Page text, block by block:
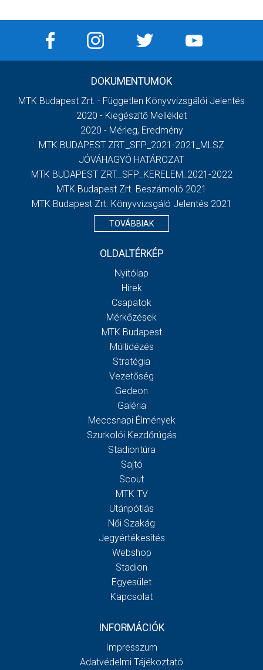
DOKUMENTUMOK
MTK Budapest Zrt. - Független Könyvvizsgálói Jelentés
2020 - Kiegészítő Melléklet
2020 - Mérleg, Eredmény
MTK BUDAPEST ZRT._SFP_2021-2021_MLSZ
JÓVÁHAGYÓ HATÁROZAT
MTK BUDAPEST ZRT._SFP_KERELEM_2021-2022
MTK Budapest Zrt. Beszámoló 2021
MTK Budapest Zrt. Könyvvizsgáló Jelentés 2021
TOVÁBBIAK
OLDALTÉRKÉP
Nyitólap
Hírek
Csapatok
Mérkőzések
MTK Budapest
Múltidézés
Stratégia
Vezetőség
Gedeon
Galéria
Meccsnapi Élmények
Szurkolói Kezdőrúgás
Stadiontúra
Sajtó
Scout
MTK TV
Utánpótlás
Női Szakág
Jegyértékesítés
Webshop
Stadion
Egyesület
Kapcsolat
INFORMÁCIÓK
Impresszum
Adatvédelmi Tájékoztató